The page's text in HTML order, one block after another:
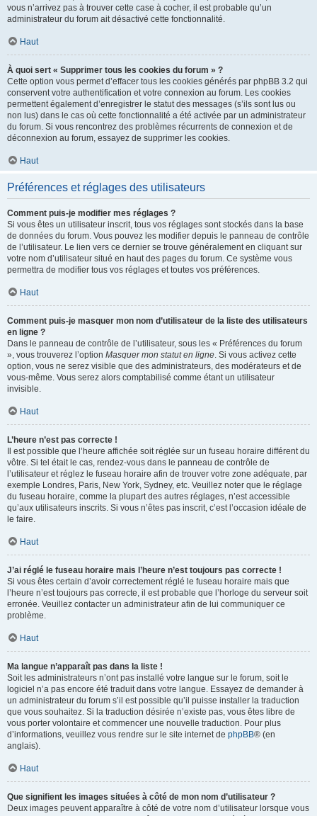
vous n’arrivez pas à trouver cette case à cocher, il est probable qu’un
administrateur du forum ait désactivé cette fonctionnalité.
Haut
À quoi sert « Supprimer tous les cookies du forum » ?
Cette option vous permet d’effacer tous les cookies générés par phpBB 3.2 qui
conservent votre authentification et votre connexion au forum. Les cookies
permettent également d’enregistrer le statut des messages (s’ils sont lus ou
non lus) dans le cas où cette fonctionnalité a été activée par un administrateur
du forum. Si vous rencontrez des problèmes récurrents de connexion et de
déconnexion au forum, essayez de supprimer les cookies.
Haut
Préférences et réglages des utilisateurs
Comment puis-je modifier mes réglages ?
Si vous êtes un utilisateur inscrit, tous vos réglages sont stockés dans la base
de données du forum. Vous pouvez les modifier depuis le panneau de contrôle
de l’utilisateur. Le lien vers ce dernier se trouve généralement en cliquant sur
votre nom d’utilisateur situé en haut des pages du forum. Ce système vous
permettra de modifier tous vos réglages et toutes vos préférences.
Haut
Comment puis-je masquer mon nom d’utilisateur de la liste des utilisateurs
en ligne ?
Dans le panneau de contrôle de l’utilisateur, sous les « Préférences du forum
», vous trouverez l’option Masquer mon statut en ligne. Si vous activez cette
option, vous ne serez visible que des administrateurs, des modérateurs et de
vous-même. Vous serez alors comptabilisé comme étant un utilisateur
invisible.
Haut
L’heure n’est pas correcte !
Il est possible que l’heure affichée soit réglée sur un fuseau horaire différent du
vôtre. Si tel était le cas, rendez-vous dans le panneau de contrôle de
l’utilisateur et réglez le fuseau horaire afin de trouver votre zone adéquate, par
exemple Londres, Paris, New York, Sydney, etc. Veuillez noter que le réglage
du fuseau horaire, comme la plupart des autres réglages, n’est accessible
qu’aux utilisateurs inscrits. Si vous n’êtes pas inscrit, c’est l’occasion idéale de
le faire.
Haut
J’ai réglé le fuseau horaire mais l’heure n’est toujours pas correcte !
Si vous êtes certain d’avoir correctement réglé le fuseau horaire mais que
l’heure n’est toujours pas correcte, il est probable que l’horloge du serveur soit
erronée. Veuillez contacter un administrateur afin de lui communiquer ce
problème.
Haut
Ma langue n’apparaît pas dans la liste !
Soit les administrateurs n’ont pas installé votre langue sur le forum, soit le
logiciel n’a pas encore été traduit dans votre langue. Essayez de demander à
un administrateur du forum s’il est possible qu’il puisse installer la traduction
que vous souhaitez. Si la traduction désirée n’existe pas, vous êtes libre de
vous porter volontaire et commencer une nouvelle traduction. Pour plus
d’informations, veuillez vous rendre sur le site internet de phpBB® (en
anglais).
Haut
Que signifient les images situées à côté de mon nom d’utilisateur ?
Deux images peuvent apparaître à côté de votre nom d’utilisateur lorsque vous